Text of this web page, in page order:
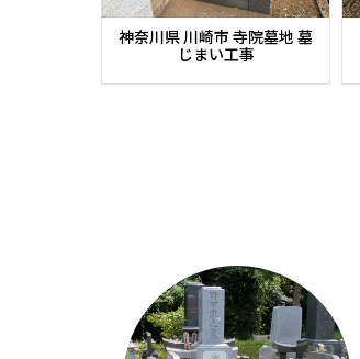
神奈川県 川崎市 寺院墓地 墓
じまい工事